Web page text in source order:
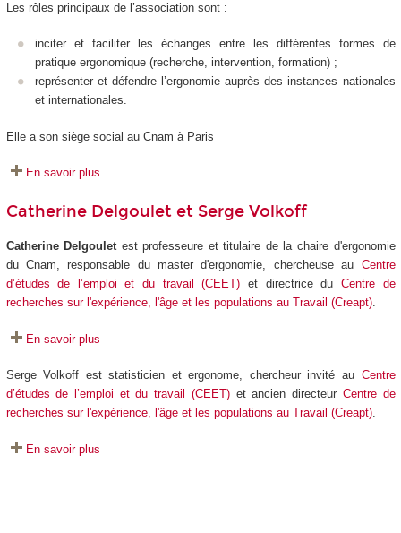
Les rôles principaux de l’association sont :
inciter et faciliter les échanges entre les différentes formes de
pratique ergonomique (recherche, intervention, formation) ;
représenter et défendre l’ergonomie auprès des instances nationales
et internationales.
Elle a son siège social au Cnam à Paris
En savoir plus
Catherine Delgoulet et Serge Volkoff
Catherine Delgouletest professeure et titulaire de la chaire d'ergonomie
du Cnam, responsable du master d'ergonomie, chercheuse au Centre
d’études de l’emploi et du travail (CEET) et directrice du Centre de
recherches sur l'expérience, l'âge et les populations au Travail (Creapt).
En savoir plus
Serge Volkoff est statisticien et ergonome, chercheur invité au Centre
d’études de l’emploi et du travail (CEET)et ancien directeur Centre de
recherches sur l'expérience, l'âge et les populations au Travail (Creapt).
En savoir plus